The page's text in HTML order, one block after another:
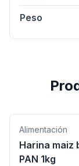
Peso
Alimentación
Harina maiz
PAN 1kg